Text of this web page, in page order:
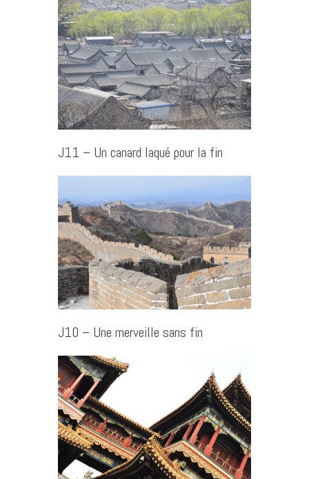
J11 – Un canard laqué pour la fin
J10 – Une merveille sans fin